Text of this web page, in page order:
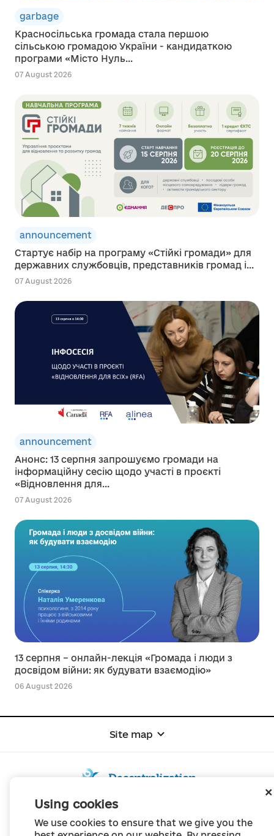
Using cookies
We use cookies to ensure that we give you the
garbage
Красносільська громада стала першою
сільською громадою України - кандидаткою
програми «Місто Нуль...
07 August 2026
announcement
Стартує набір на програму «Стійкі громади» для
державних службовців, представників громад і...
07 August 2026
announcement
Анонс: 13 серпня запрошуємо громади на
інформаційну сесію щодо участі в проєкті
«Відновлення для...
07 August 2026
13 серпня – онлайн-лекція «Громада і люди з
досвідом війни: як будувати взаємодію»
06 August 2026
Site map
© Portal "Decentralization", 2022
The project was created in 2014 to communicate the reform of local self-